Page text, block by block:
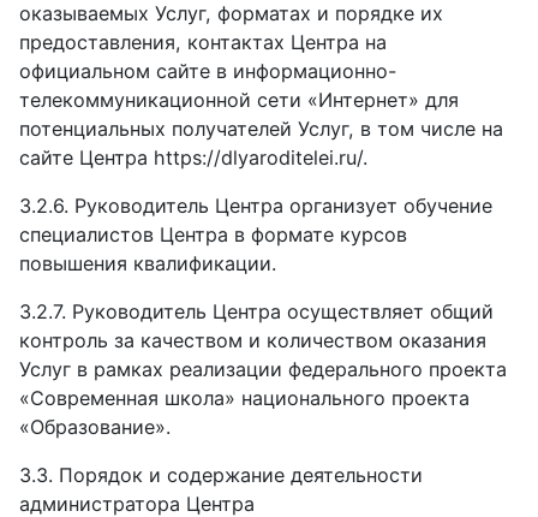
оказываемых Услуг, форматах и порядке их
предоставления, контактах Центра на
официальном сайте в информационно-
телекоммуникационной сети «Интернет» для
потенциальных получателей Услуг, в том числе на
сайте Центра https://dlyaroditelei.ru/.
3.2.6. Руководитель Центра организует обучение
специалистов Центра в формате курсов
повышения квалификации.
3.2.7. Руководитель Центра осуществляет общий
контроль за качеством и количеством оказания
Услуг в рамках реализации федерального проекта
«Современная школа» национального проекта
«Образование».
3.3. Порядок и содержание деятельности
администратора Центра